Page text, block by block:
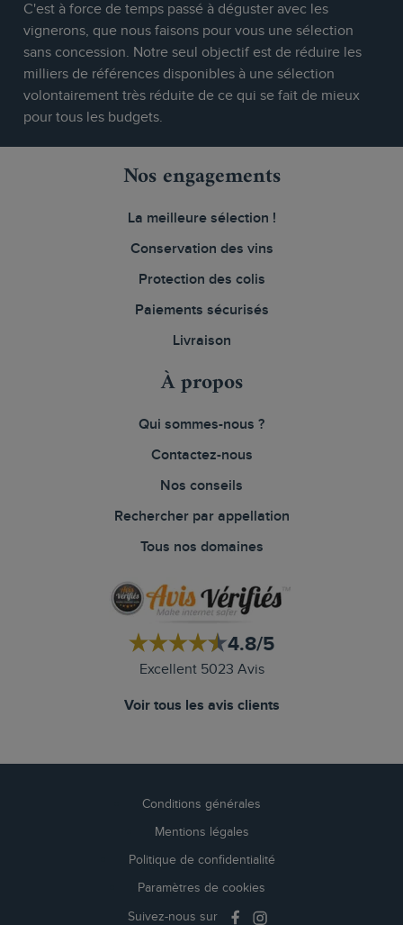
C'est à force de temps passé à déguster avec les
vignerons, que nous faisons pour vous une sélection
sans concession. Notre seul objectif est de réduire les
milliers de références disponibles à une sélection
volontairement très réduite de ce qui se fait de mieux
pour tous les budgets.
Nos engagements
La meilleure sélection !
Conservation des vins
Protection des colis
Paiements sécurisés
Livraison
À propos
Qui sommes-nous ?
Contactez-nous
Nos conseils
Rechercher par appellation
Tous nos domaines
4.8/5
Excellent 5023 Avis
Voir tous les avis clients
Conditions générales
Mentions légales
Politique de confidentialité
Paramètres de cookies
Suivez-nous sur